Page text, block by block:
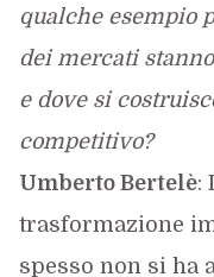
qualche esempio
dei mercati
e dove si
competitivo?
Umberto Bertelè:
trasformazione
spesso non si ha